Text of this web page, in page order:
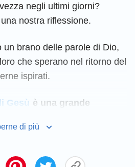
negli ultimi giorni?
nostra riflessione.
un brano delle parole di Dio,
che sperano nel ritorno del
ispirati.
Gesù è una grande
è un segno di condanna
vostro cammino, e non
di più